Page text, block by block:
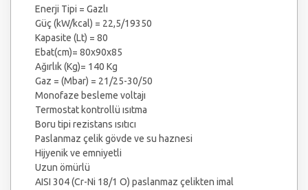
Enerji Tipi = Gazlı
Güç (kW/kcal) = 22,5/19350
Kapasite (Lt) = 80
Ebat(cm)= 80x90x85
Ağırlık (Kg)= 140 Kg
Gaz = (Mbar) = 21/25-30/50
Monofaze besleme voltajı
Termostat kontrollü ısıtma
Boru tipi rezistans ısıtıcı
Paslanmaz çelik gövde ve su haznesi
Hijyenik ve emniyetli
Uzun ömürlü
AISI 304 (Cr-Ni 18/1 O) paslanmaz çelikten imal